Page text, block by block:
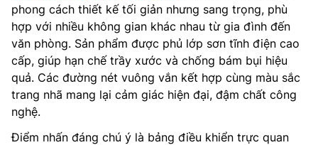
phong cách thiết kế tối giản nhưng sang trọng, phù
hợp với nhiều không gian khác nhau từ gia đình đến
văn phòng. Sản phẩm được phủ lớp sơn tĩnh điện cao
cấp, giúp hạn chế trầy xước và chống bám bụi hiệu
quả. Các đường nét vuông vắn kết hợp cùng màu sắc
trang nhã mang lại cảm giác hiện đại, đậm chất công
nghệ.
Điểm nhấn đáng chú ý là bảng điều khiển trực quan